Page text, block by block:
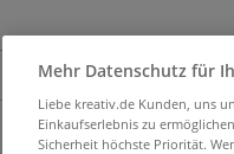
Mehr Datenschutz für
Liebe kreativ.de Kunden, uns
Einkaufserlebnis zu
Sicherheit höchste Priorität.